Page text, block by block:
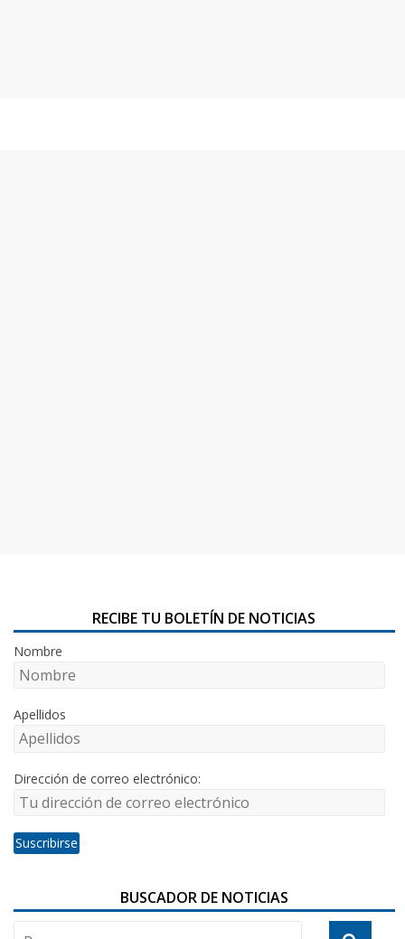
RECIBE TU BOLETÍN DE NOTICIAS
Nombre
Apellidos
Dirección de correo electrónico:
BUSCADOR DE NOTICIAS